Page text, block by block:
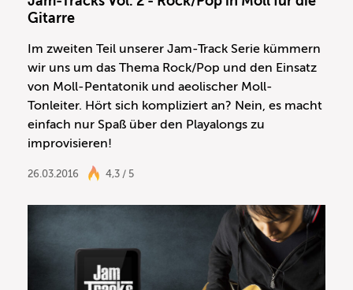
Gitarre
Im zweiten Teil unserer Jam-Track Serie kümmern
wir uns um das Thema Rock/Pop und den Einsatz
von Moll-Pentatonik und aeolischer Moll-
Tonleiter. Hört sich kompliziert an? Nein, es macht
einfach nur Spaß über den Playalongs zu
improvisieren!
26.03.2016 4,3 / 5